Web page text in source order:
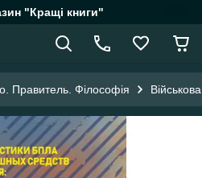
"Кращі книги"
Правитель. Філософія